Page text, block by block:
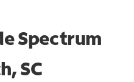
Spectrum
SC